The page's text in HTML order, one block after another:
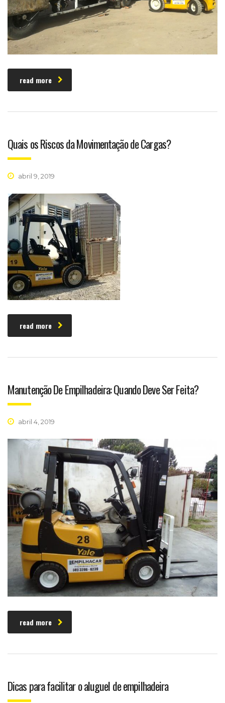
read more
Quais os Riscos da Movimentação de Cargas?
abril 9, 2019
read more
Manutenção De Empilhadeira: Quando Deve Ser Feita?
abril 4, 2019
read more
Dicas para facilitar o aluguel de empilhadeira